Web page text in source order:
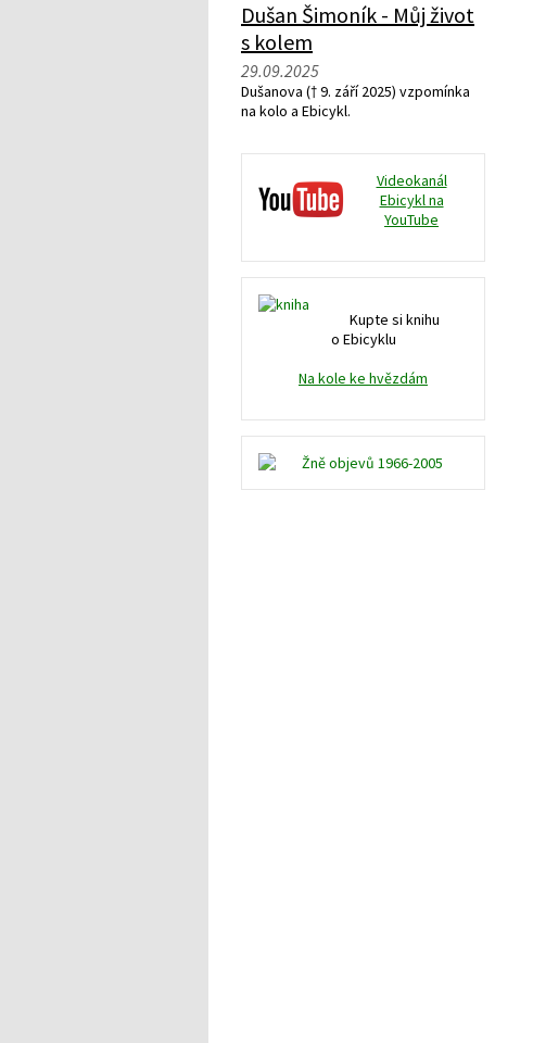
Dušan Šimoník - Můj život
s kolem
29.09.2025
Dušanova († 9. září 2025) vzpomínka
na kolo a Ebicykl.
Videokanál
Ebicykl na
YouTube
Kupte si knihu
o Ebicyklu
Na kole ke hvězdám